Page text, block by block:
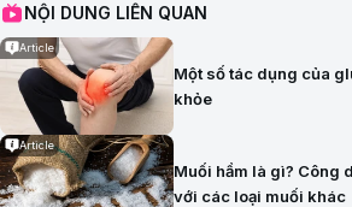
NỘI DUNG LIÊN QUAN
Article
Một số tác dụng của
khỏe
Article
Muối hầm là gì? Công
với các loại muối khác